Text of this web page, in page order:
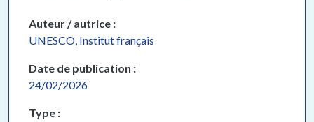
Auteur / autrice
UNESCO, Institut français
Date de publication
24/02/2026
Type